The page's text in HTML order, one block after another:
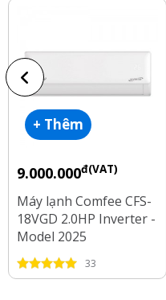
+ Thêm
9.000.000đ(VAT)
Máy lạnh Comfee CFS-
18VGD 2.0HP Inverter -
Model 2025
33